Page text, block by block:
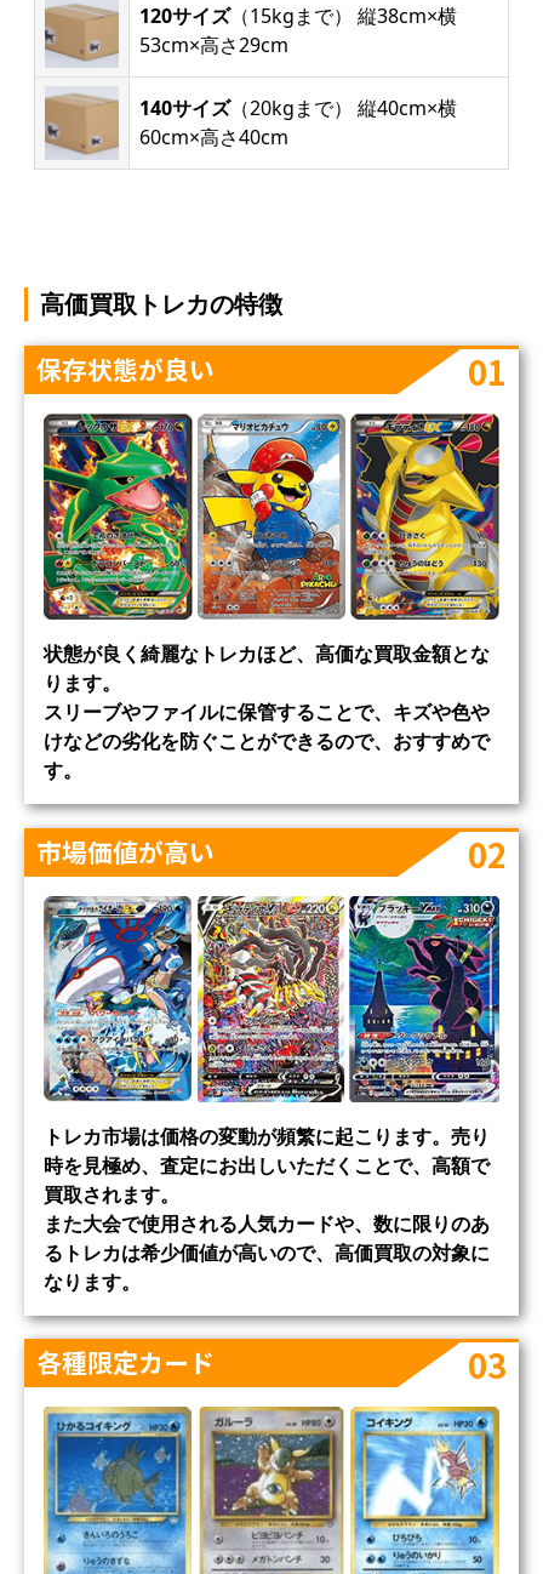
120サイズ（15kgまで） 縦38cm×横
53cm×高さ29cm
140サイズ（20kgまで） 縦40cm×横
60cm×高さ40cm
高価買取トレカの特徴
01
保存状態が良い
状態が良く綺麗なトレカほど、高価な買取金額とな
ります。
スリーブやファイルに保管することで、キズや色や
けなどの劣化を防ぐことができるので、おすすめで
す。
02
市場価値が高い
トレカ市場は価格の変動が頻繁に起こります。売り
時を見極め、査定にお出しいただくことで、高額で
買取されます。
また大会で使用される人気カードや、数に限りのあ
るトレカは希少価値が高いので、高価買取の対象に
なります。
03
各種限定カード